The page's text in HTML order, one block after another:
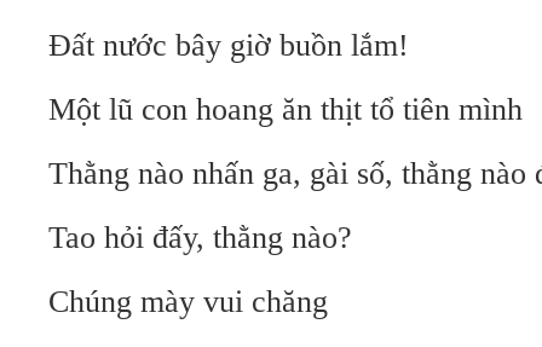
Đất nước bây giờ buồn lắm!
Một lũ con hoang ăn thịt tổ tiên mình
Thằng nào nhấn ga, gài số, thằng
Tao hỏi đấy, thằng nào?
Chúng mày vui chăng